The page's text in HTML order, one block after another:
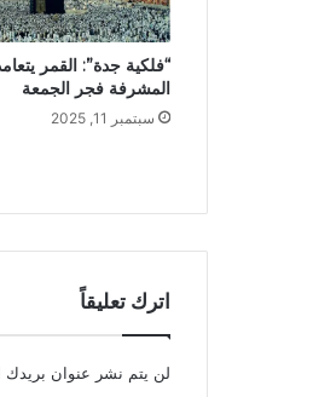
“فلكية جدة”: القمر
المشرفة فجر الجمعة
سبتمبر 11, 2025
اترك تعليقاً
لن يتم نشر عنوان بريدك